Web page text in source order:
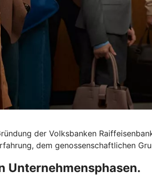
der Volksbanken
dem genossenschaftlichen
Unternehmensphasen.